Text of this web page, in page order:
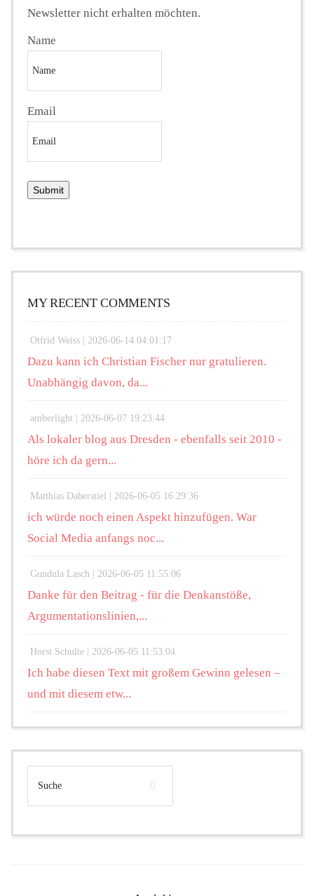
Newsletter nicht erhalten möchten.
Name
Email
MY RECENT COMMENTS
Otfrid Weiss | 2026-06-14 04:01:17
Dazu kann ich Christian Fischer nur gratulieren.
Unabhängig davon, da...
amberlight | 2026-06-07 19:23:44
Als lokaler blog aus Dresden - ebenfalls seit 2010 -
höre ich da gern...
Matthias Daberstiel | 2026-06-05 16:29:36
ich würde noch einen Aspekt hinzufügen. War
Social Media anfangs noc...
Gundula Lasch | 2026-06-05 11:55:06
Danke für den Beitrag - für die Denkanstöße,
Argumentationslinien,...
Horst Schulte | 2026-06-05 11:53:04
Ich habe diesen Text mit großem Gewinn gelesen –
und mit diesem etw...